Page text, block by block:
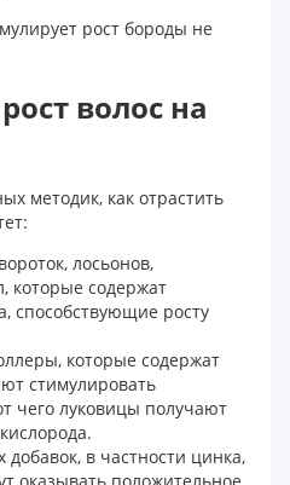
рост бороды не
волос на
методик, как отрастить
лосьонов,
которые содержат
способствующие росту
которые содержат
стимулировать
чего луковицы получают
в частности цинка,